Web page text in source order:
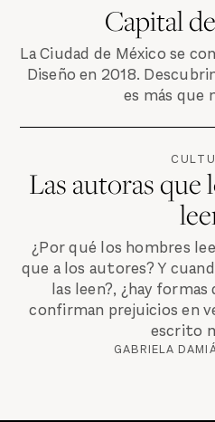
Capital
La Ciudad de México se
Diseño en 2018.
es más que
Las autoras que
¿Por qué los hombres
que a los autores? Y
las leen?, ¿hay
confirman prejuicios en
escrito
GABRIELA